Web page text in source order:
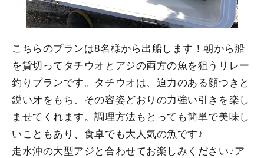
こちらのプランは8名様から出船します！朝から船
を貸切ってタチウオとアジの両方の魚を狙うリレー
釣りプランです。タチウオは、迫力のある顔つきと
鋭い牙をもち、その容姿どおりの力強い引きを楽し
ませてくれます。調理方法もとっても簡単で美味し
いこともあり、食卓でも大人気の魚です♪
走水沖の大型アジと合わせてお楽しみください♪ア